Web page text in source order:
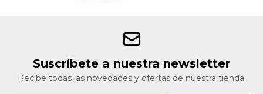
Suscríbete a nuestra newsletter
Recibe todas las novedades y ofertas de nuestra tienda.